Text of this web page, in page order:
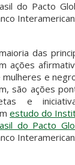
do Pacto
das
ações
mulheres e
são ações
e
estudo do
do Pacto